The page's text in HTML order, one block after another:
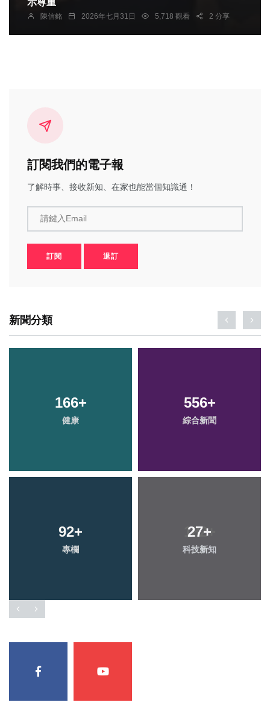
陳信銘 2026年七月31日 5,718 觀看 2 分享
訂閱我們的電子報
了解時事、接收新知、在家也能當個知識通！
請鍵入Email
訂閱 退訂
新聞分類
166+
健康
556+
綜合新聞
92+
專欄
27+
科技新知